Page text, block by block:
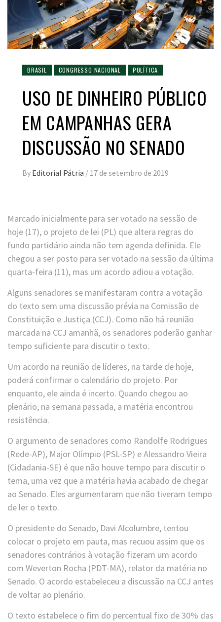
BRASIL CONGRESSO NACIONAL POLÍTICA
USO DE DINHEIRO PÚBLICO
EM CAMPANHAS GERA
DISCUSSÃO NO SENADO
By Editorial Pátria / 17 de setembro de 2019
Marcado inicialmente para ser votado na sessão de
hoje (17), o projeto de lei (PL) que altera regras do
fundo partidário ainda não tem agenda definida. Ele
chegou a ser posto para ser votado na sessão da última
quarta-feira (11), mas um acordo adiou a votação.
Alguns senadores se manifestaram contra a votação
do texto sem uma discussão prévia na Comissão de
Constituição e Justiça (CCJ). Como não há reunião
marcada na CCJ amanhã, os senadores poderão ganhar
tempo suficiente para discutir o texto.
Um acordo na reunião de líderes, na tarde de hoje,
poderá confirmar o calendário do projeto. Por
enquanto, ele ainda é incerto. Quando chegou ao
plenário, na semana passada, a matéria encontrou
resistência.
O argumento de senadores como Randolfe Rodrigues
(Rede-AP), Major Olímpio (PSL-SP) e Alessandro Vieira
(Cidadania-SE) é que não houve tempo para discutir o
tema, uma vez que a matéria havia acabado de chegar
ao Senado. Eles argumentaram que não tiveram tempo
de ler o texto.
O presidente do Senado, Davi Alcolumbre, tentou
colocar o projeto em pauta, mas recuou assim que os
senadores contrários à votação fizeram um acordo
com Weverton Rocha (PDT-MA), relator da matéria no
Senado. O acordo estabeleceu a discussão na CCJ antes
de voltar ao plenário.
O texto estabelece o fim do percentual fixo de 30% das